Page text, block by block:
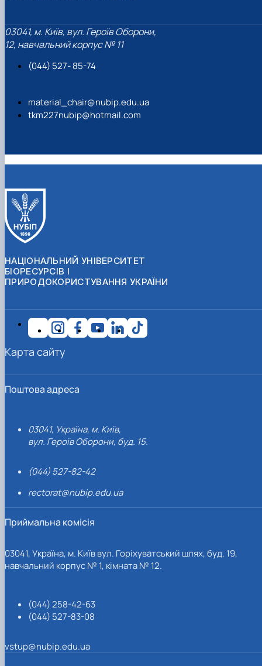
03041, м. Київ, вул. Героїв Оборони,
12, навчальний корпус № 11
(044) 527- 85-74
material_chair@nubip.edu.ua
tkm227nubip@hotmail.com
НАЦІОНАЛЬНИЙ УНІВЕРСИТЕТ
БІОРЕСУРСІВ І
ПРИРОДОКОРИСТУВАННЯ УКРАЇНИ
Поштова адреса
03041, Україна, м. Київ,
вул. Героїв Оборони, буд. 15.
(044) 527-82-42
rectorat@nubip.edu.ua
Приймальна комісія
03041, Україна, м. Київ вул. Горіхуватський шлях, буд. 19,
навчальний корпус № 1, кімната № 12.
(044) 258-42-63
(044) 527-83-08
vstup@nubip.edu.ua
Карта сайту